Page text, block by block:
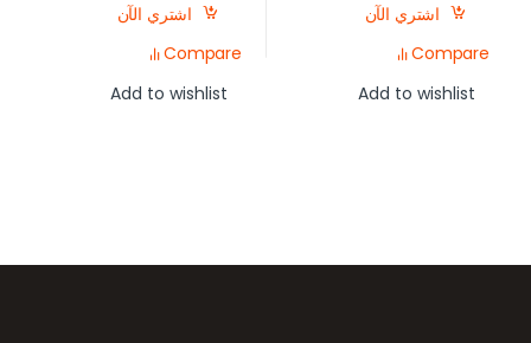
اشتري الآن
Compare
Add to wishlist
اشتري الآن
Compare
Add to wishlist